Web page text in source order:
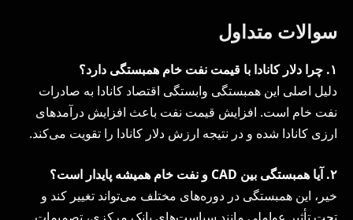
سوالات متداول
۱. چرا دلار کانادا با قیمت نفت خام همبستگی دارد؟
دلیل اصلی این همبستگی وابستگی اقتصاد کانادا به صادرات
نفت خام است. افزایش قیمت نفت باعث افزایش درآمدهای
ارزی کانادا شده و در نتیجه ارزش دلار کانادا را تقویت می‌کند.
۲. آیا همبستگی بین
و نفت خام همیشه پایدار است؟
خیر، این همبستگی در دوره‌های مختلف می‌تواند تغییر کند و